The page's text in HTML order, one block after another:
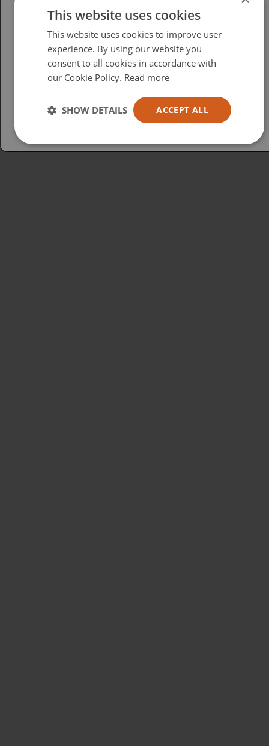
Please select your region/language
British
USA
Español
This website uses cookies
This website uses cookies to improve user
experience. By using our website you
consent to all cookies in accordance with
our Cookie Policy. Read more
ACCEPT ALL
SHOW DETAILS